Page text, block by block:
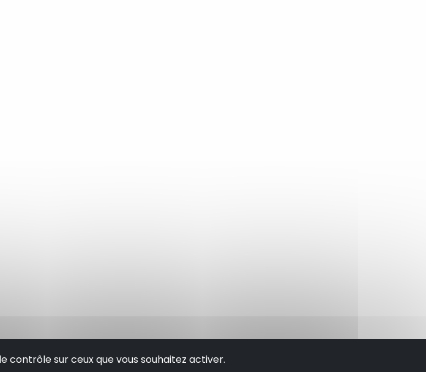
contrôle sur ceux que vous souhaitez activer.